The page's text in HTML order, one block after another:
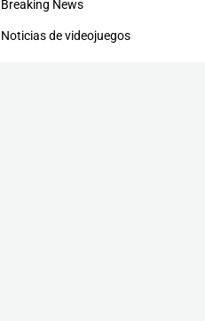
Breaking News
Noticias de videojuegos